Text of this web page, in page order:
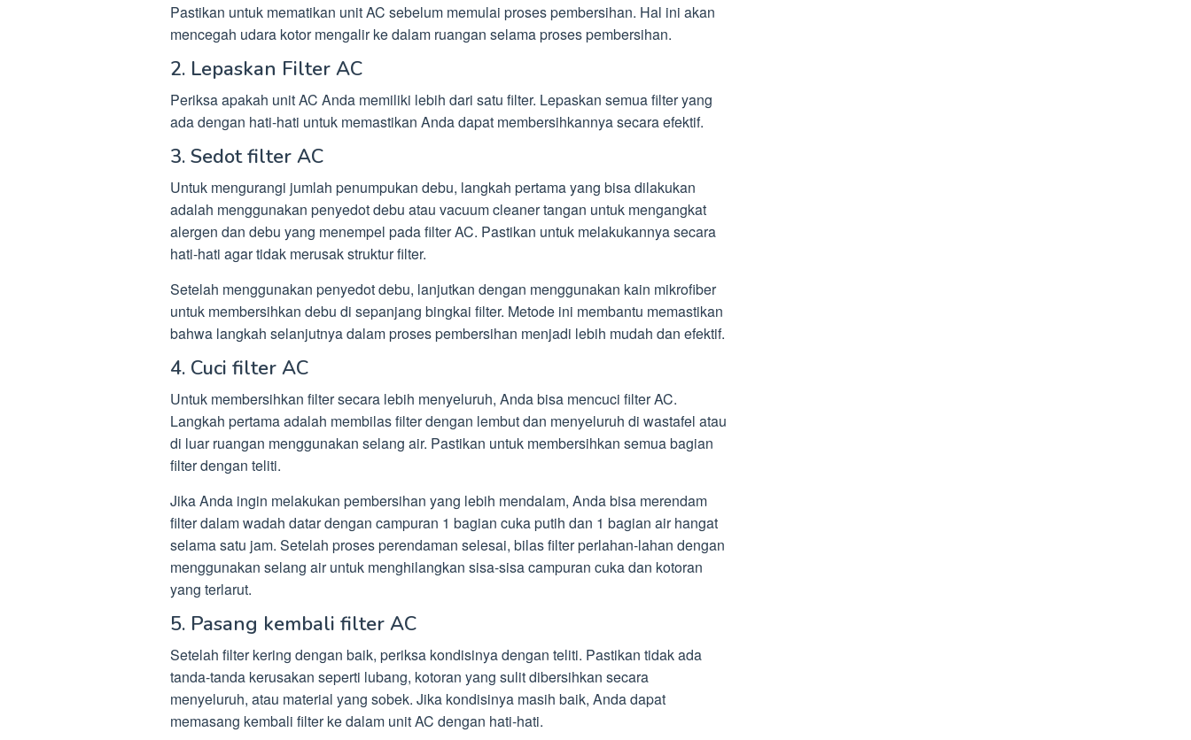
Pastikan untuk mematikan unit AC sebelum memulai proses pembersihan. Hal ini akan
mencegah udara kotor mengalir ke dalam ruangan selama proses pembersihan.
2. Lepaskan Filter AC
Periksa apakah unit AC Anda memiliki lebih dari satu filter. Lepaskan semua filter yang
ada dengan hati-hati untuk memastikan Anda dapat membersihkannya secara efektif.
3. Sedot filter AC
Untuk mengurangi jumlah penumpukan debu, langkah pertama yang bisa dilakukan
adalah menggunakan penyedot debu atau vacuum cleaner tangan untuk mengangkat
alergen dan debu yang menempel pada filter AC. Pastikan untuk melakukannya secara
hati-hati agar tidak merusak struktur filter.
Setelah menggunakan penyedot debu, lanjutkan dengan menggunakan kain mikrofiber
untuk membersihkan debu di sepanjang bingkai filter. Metode ini membantu memastikan
bahwa langkah selanjutnya dalam proses pembersihan menjadi lebih mudah dan efektif.
4. Cuci filter AC
Untuk membersihkan filter secara lebih menyeluruh, Anda bisa mencuci filter AC.
Langkah pertama adalah membilas filter dengan lembut dan menyeluruh di wastafel atau
di luar ruangan menggunakan selang air. Pastikan untuk membersihkan semua bagian
filter dengan teliti.
Jika Anda ingin melakukan pembersihan yang lebih mendalam, Anda bisa merendam
filter dalam wadah datar dengan campuran 1 bagian cuka putih dan 1 bagian air hangat
selama satu jam. Setelah proses perendaman selesai, bilas filter perlahan-lahan dengan
menggunakan selang air untuk menghilangkan sisa-sisa campuran cuka dan kotoran
yang terlarut.
5. Pasang kembali filter AC
Setelah filter kering dengan baik, periksa kondisinya dengan teliti. Pastikan tidak ada
tanda-tanda kerusakan seperti lubang, kotoran yang sulit dibersihkan secara
menyeluruh, atau material yang sobek. Jika kondisinya masih baik, Anda dapat
memasang kembali filter ke dalam unit AC dengan hati-hati.